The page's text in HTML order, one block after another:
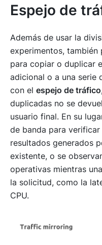
Espejo de
Además de usar la
experimentos, también
para copiar o duplicar
adicional o a una serie
con el espejo de tráfico
duplicadas no se
usuario final. En su
de banda para
resultados generados
existente, o se
operativas mientras
la solicitud, como la
CPU.